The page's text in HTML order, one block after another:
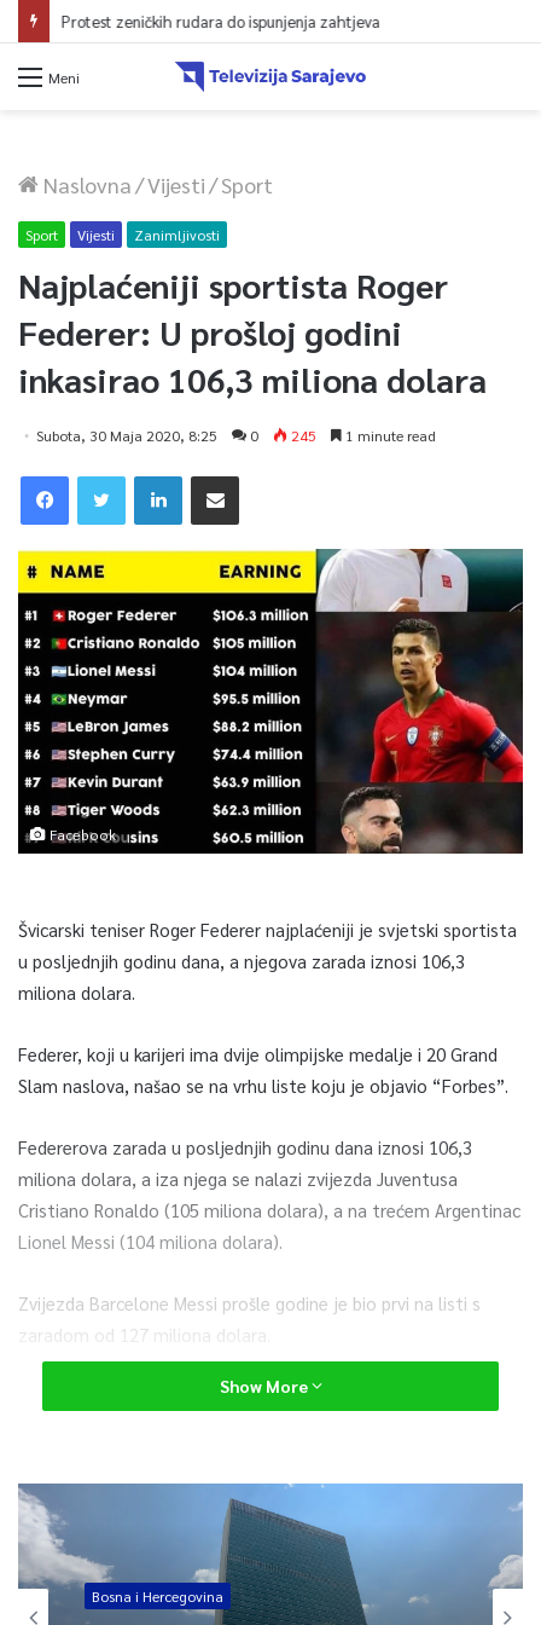
Protest zeničkih rudara do ispunjenja zahtjeva
Meni
Naslovna/Vijesti/Sport
Sport Vijesti Zanimljivosti
Najplaćeniji sportista Roger
Federer: U prošloj godini
inkasirao 106,3 miliona dolara
Subota, 30 Maja 2020, 8:25 0 245 1 minute read
Facebook
Švicarski teniser Roger Federer najplaćeniji je svjetski sportista
u posljednjih godinu dana, a njegova zarada iznosi 106,3
miliona dolara.
Federer, koji u karijeri ima dvije olimpijske medalje i 20 Grand
Slam naslova, našao se na vrhu liste koju je objavio “Forbes”.
Federerova zarada u posljednjih godinu dana iznosi 106,3
miliona dolara, a iza njega se nalazi zvijezda Juventusa
Cristiano Ronaldo (105 miliona dolara), a na trećem Argentinac
Lionel Messi (104 miliona dolara).
Zvijezda Barcelone Messi prošle godine je bio prvi na listi s
zaradom od 127 miliona dolara.
Ovako izgleda lista 10 najplaćenijih sportista:
2. Cristiano Ronaldo 105 miliona dolara
3. Lionel Messi 104 miliona dolara
Show More
Bosna i Hercegovina
Bosna i Hercegovina